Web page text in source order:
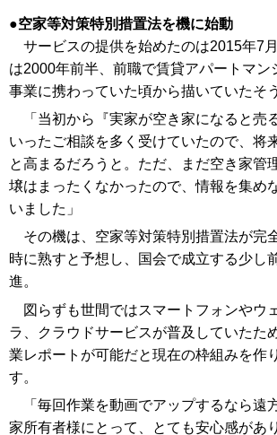
空家等対策特別措置法を機に始動
サービスの提供を始めたのは2015年7
は2000年前半、前職で賃貸アパートマン
事業に携わっていた頃から描いていたそ
「当初から『実家が空き家になると売
いったご相談を多く受けていたので、将
と高まるだろうと。ただ、まだ空き家管
壌はまったくなかったので、情報を集め
いました」
その機は、空家等対策特別措置法が完
時に熟すと予想し、国会で成立する少し
進。
図らずも世間ではスマートフォンやウ
ラ、クラウドサービスが普及していたた
業レポートが可能だと現在の枠組みを作
す。
「毎回作業を動画でアップするなら遠
家所有者様にとって、とても安心感があ